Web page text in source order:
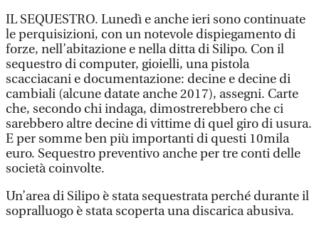
IL SEQUESTRO. Lunedì e anche ieri sono continuate
le perquisizioni, con un notevole dispiegamento di
forze, nell’abitazione e nella ditta di Silipo. Con il
sequestro di computer, gioielli, una pistola
scacciacani e documentazione: decine e decine di
cambiali (alcune datate anche 2017), assegni. Carte
che, secondo chi indaga, dimostrerebbero che ci
sarebbero altre decine di vittime di quel giro di usura.
E per somme ben più importanti di questi 10mila
euro. Sequestro preventivo anche per tre conti delle
società coinvolte.
Un’area di Silipo è stata sequestrata perché durante il
sopralluogo è stata scoperta una discarica abusiva.